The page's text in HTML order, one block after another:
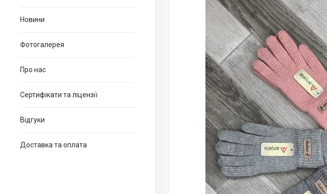
Новини
Фотогалерея
Про нас
Сертифікати та ліцензії
Відгуки
Доставка та оплата